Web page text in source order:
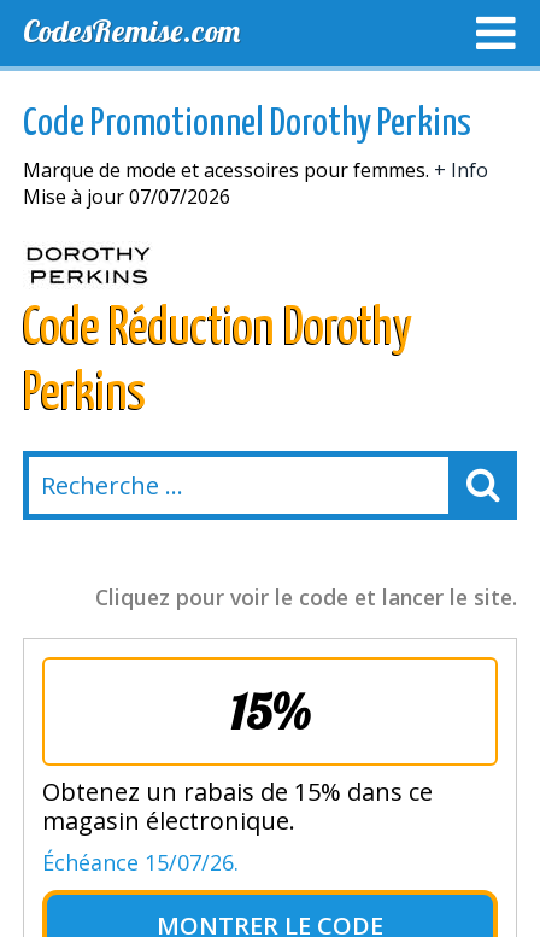
CodesRemise.com
NOUVELLES MAGASINS
Code Promotionnel Dorothy Perkins
Marque de mode et acessoires pour femmes. + Info
Mise à jour 07/07/2026
Code Réduction Dorothy
Perkins
Cliquez pour voir le code et lancer le site.
15%
Obtenez un rabais de 15% dans ce
magasin électronique.
Échéance 15/07/26.
MONTRER LE CODE